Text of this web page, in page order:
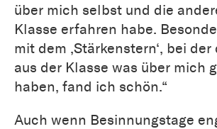
über mich selbst und die
Klasse erfahren habe.
mit dem ‚Stärkenstern‘, bei
aus der Klasse was über mich
haben, fand ich schön.“
Auch wenn Besinnungstage